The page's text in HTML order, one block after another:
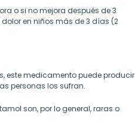
o si no mejora después de 3
dolor en niños más de 3 días (2
este medicamento puede producir
personas los sufran.
son, por lo general, raras o